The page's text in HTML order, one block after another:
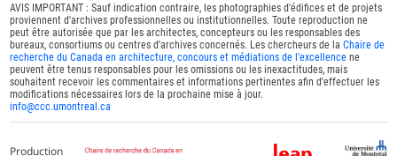
AVIS IMPORTANT : Sauf indication contraire, les photographies d'édifices et de projets
proviennent d'archives professionnelles ou institutionnelles. Toute reproduction ne
peut être autorisée que par les architectes, concepteurs ou les responsables des
bureaux, consortiums ou centres d'archives concernés. Les chercheurs de laChaire de
recherche du Canada en architecture, concours et médiations de l'excellence ne
peuvent être tenus responsables pour les omissions ou les inexactitudes, mais
souhaitent recevoir les commentaires et informations pertinentes afin d'effectuer les
modifications nécessaires lors de la prochaine mise à jour.
info@ccc.umontreal.ca
Production